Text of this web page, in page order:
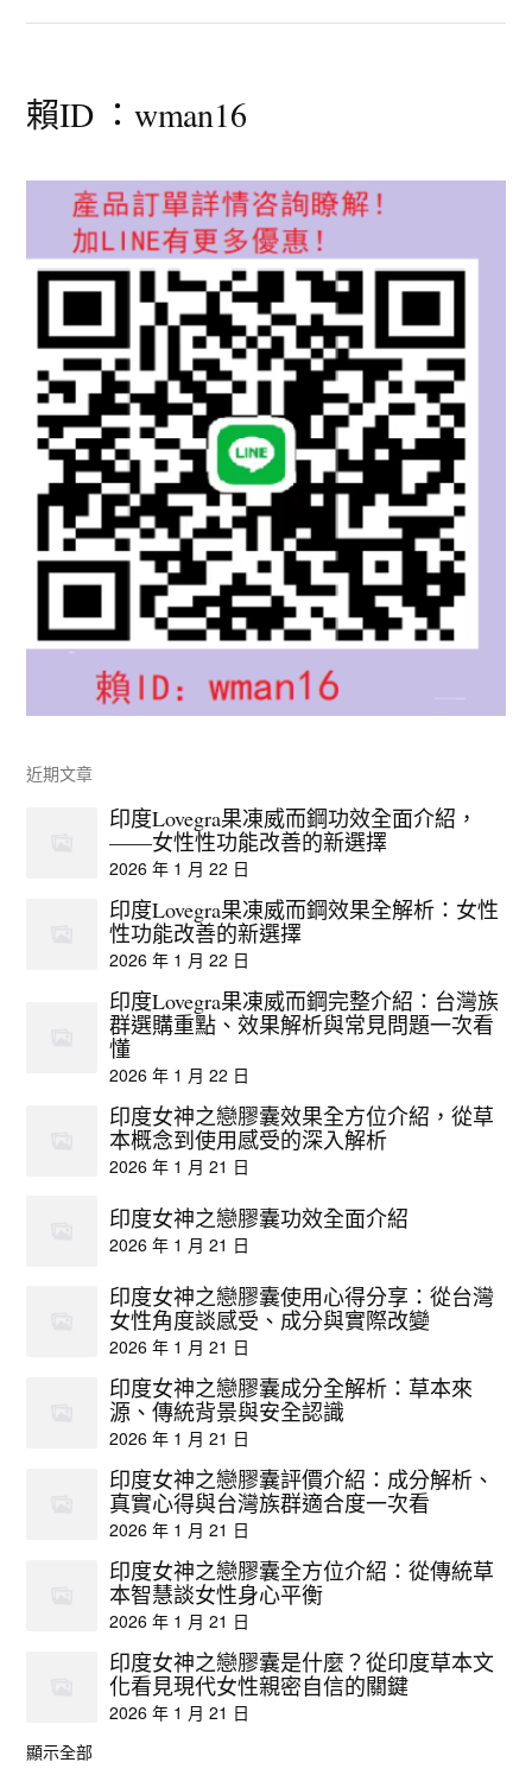
賴ID ：wman16
近期文章
印度Lovegra果凍威而鋼功效全面介紹，
——女性性功能改善的新選擇
2026 年 1 月 22 日
印度Lovegra果凍威而鋼效果全解析：女性
性功能改善的新選擇
2026 年 1 月 22 日
印度Lovegra果凍威而鋼完整介紹：台灣族
群選購重點、效果解析與常見問題一次看
懂
2026 年 1 月 22 日
印度女神之戀膠囊效果全方位介紹，從草
本概念到使用感受的深入解析
2026 年 1 月 21 日
印度女神之戀膠囊功效全面介紹
2026 年 1 月 21 日
印度女神之戀膠囊使用心得分享：從台灣
女性角度談感受、成分與實際改變
2026 年 1 月 21 日
印度女神之戀膠囊成分全解析：草本來
源、傳統背景與安全認識
2026 年 1 月 21 日
印度女神之戀膠囊評價介紹：成分解析、
真實心得與台灣族群適合度一次看
2026 年 1 月 21 日
印度女神之戀膠囊全方位介紹：從傳統草
本智慧談女性身心平衡
2026 年 1 月 21 日
印度女神之戀膠囊是什麼？從印度草本文
化看見現代女性親密自信的關鍵
2026 年 1 月 21 日
顯示全部